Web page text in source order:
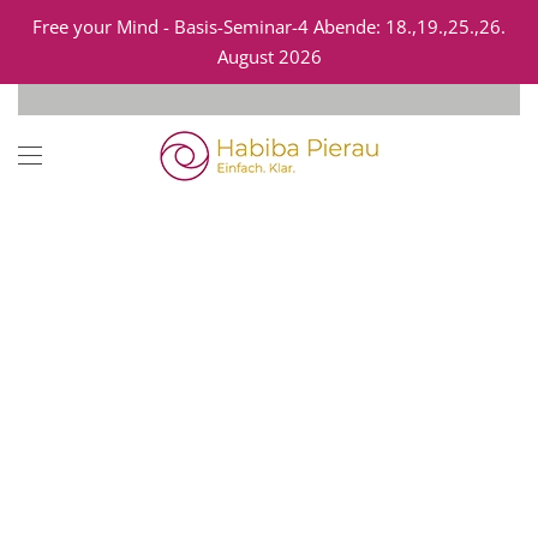
Free your Mind - Basis-Seminar-4 Abende: 18.,19.,25.,26.
August 2026
Zum Hauptinhalt springen